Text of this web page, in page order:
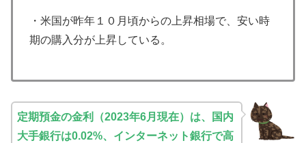
・米国が昨年１０月頃からの上昇相場で、安い時
期の購入分が上昇している。
定期預金の金利（2023年6月現在）は、国内
大手銀行は0.02%、インターネット銀行で高